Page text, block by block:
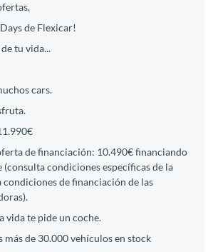
de Flexicar!
tu vida...
cars.
de financiación: 10.490€ financiando
condiciones específicas de la
de financiación de las
vida te pide un coche.
más de 30.000 vehículos en stock